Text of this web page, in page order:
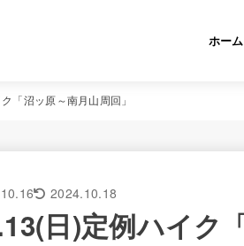
ホーム
「沼ッ原～南月山周回」
2024.10.18
日)定例ハイク